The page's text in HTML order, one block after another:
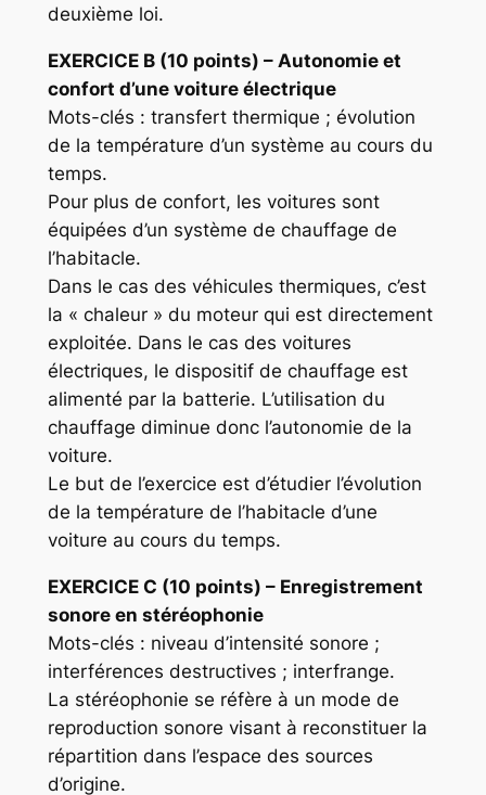
deuxième loi.
EXERCICE B (10 points) – Autonomie et
confort d’une voiture électrique
Mots-clés : transfert thermique ; évolution
de la température d’un système au cours du
temps.
Pour plus de confort, les voitures sont
équipées d’un système de chauffage de
l’habitacle.
Dans le cas des véhicules thermiques, c’est
la « chaleur » du moteur qui est directement
exploitée. Dans le cas des voitures
électriques, le dispositif de chauffage est
alimenté par la batterie. L’utilisation du
chauffage diminue donc l’autonomie de la
voiture.
Le but de l’exercice est d’étudier l’évolution
de la température de l’habitacle d’une
voiture au cours du temps.
EXERCICE C (10 points) – Enregistrement
sonore en stéréophonie
Mots-clés : niveau d’intensité sonore ;
interférences destructives ; interfrange.
La stéréophonie se réfère à un mode de
reproduction sonore visant à reconstituer la
répartition dans l’espace des sources
d’origine.